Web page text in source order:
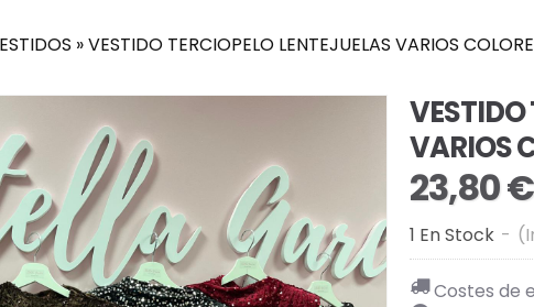
»VESTIDO TERCIOPELO LENTEJUELAS VARIOS
VESTIDO
VARIOS
23,80 €
1 En Stock -
Costes de